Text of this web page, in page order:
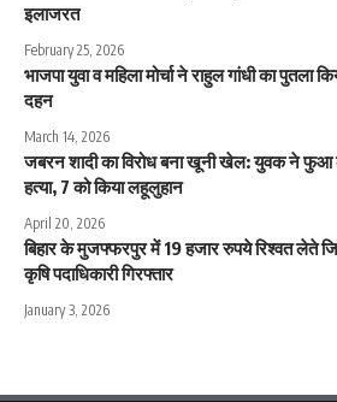
इलाजरत
February 25, 2026
भाजपा युवा व महिला मोर्चा ने राहुल गांधी का पुतला
दहन
March 14, 2026
जबरन शादी का विरोध बना खूनी खेल: युवक ने फुआ
हत्या, 7 को किया लहूलुहान
April 20, 2026
बिहार के मुजफ्फरपुर में 19 हजार रुपये रिश्वत लेते
कृषि पदाधिकारी गिरफ्तार
January 3, 2026